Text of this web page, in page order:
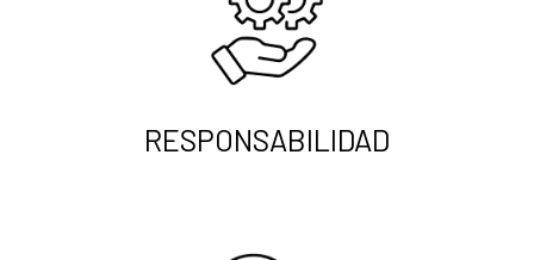
RESPONSABILIDAD